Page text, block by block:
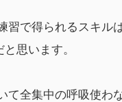
習で得られるスキル
思います。
て全集中の呼吸使わ